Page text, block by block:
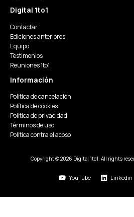
Digital 1to1
Contactar
Ediciones anteriores
Equipo
Testimonios
Reuniones 1to1
Información
Política de cancelación
Política de cookies
Política de privacidad
Términos de uso
Política contra el acoso
Copyright © 2026 Digital 1to1. All rights
YouTube Linkedin